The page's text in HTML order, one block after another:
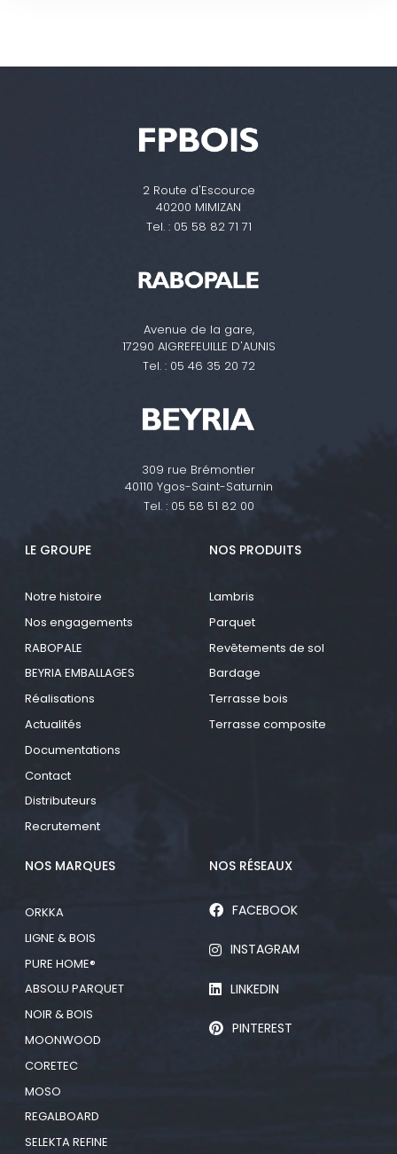
2 Route d'Escource
40200 MIMIZAN
Tel. : 05 58 82 71 71
Avenue de la gare,
17290 AIGREFEUILLE D'AUNIS
Tel. : 05 46 35 20 72
309 rue Brémontier
40110 Ygos-Saint-Saturnin
Tel. : 05 58 51 82 00
LE GROUPE
Notre histoire
Nos engagements
RABOPALE
BEYRIA EMBALLAGES
Réalisations
Actualités
Documentations
Contact
Distributeurs
Recrutement
NOS PRODUITS
Lambris
Parquet
Revêtements de sol
Bardage
Terrasse bois
Terrasse composite
NOS MARQUES
ORKKA
LIGNE & BOIS
PURE HOME®
ABSOLU PARQUET
NOIR & BOIS
MOONWOOD
CORETEC
MOSO
REGALBOARD
SELEKTA REFINE
NOS RÉSEAUX
FACEBOOK
INSTAGRAM
LINKEDIN
PINTEREST